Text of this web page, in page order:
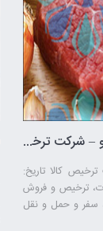
حقوق ورودی گوشت قرمز – تهران پیشرو – شرکت ترخیص کالا
کالا تاریخ:
👈خرید، واردات، ترخیص و فروش
سفر و حمل ‌و نقل